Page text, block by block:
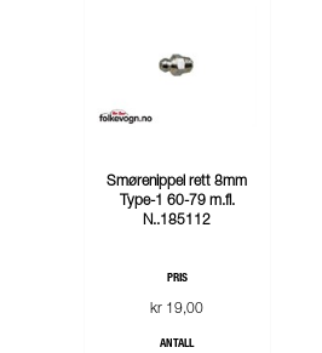
Smørenippel rett 8mm
Type-1 60-79 m.fl.
N..185112
PRIS
kr 19,00
ANTALL